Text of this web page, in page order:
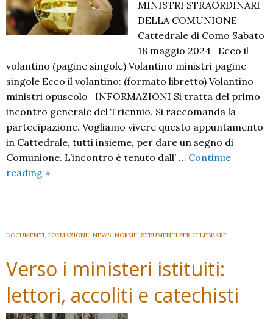
MINISTRI STRAORDINARI
DELLA COMUNIONE
Cattedrale di Como Sabato
18 maggio 2024 Ecco il
volantino (pagine singole) Volantino ministri pagine
singole Ecco il volantino: (formato libretto) Volantino
ministri opuscolo INFORMAZIONI Si tratta del primo
incontro generale del Triennio. Si raccomanda la
partecipazione. Vogliamo vivere questo appuntamento
in Cattedrale, tutti insieme, per dare un segno di
Comunione. L’incontro è tenuto dall’ … Continue
reading Incontro
della
»
DOCUMENTI, FORMAZIONE, NEWS, NORME, STRUMENTI PER CELEBRARE
Verso i ministeri istituiti:
lettori, accoliti e catechisti